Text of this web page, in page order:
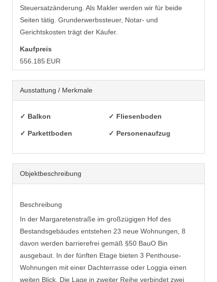
Steuersatzänderung. Als Makler werden wir für beide
Seiten tätig. Grunderwerbssteuer, Notar- und
Gerichtskosten trägt der Käufer.
Kaufpreis
556.185 EUR
Ausstattung / Merkmale
✓ Balkon ✓ Fliesenboden
✓ Parkettboden ✓ Personenaufzug
Objekt­beschreibung
Beschreibung
In der Margaretenstraße im großzügigen Hof des
Bestandsgebäudes entstehen 23 neue Wohnungen, 8
davon werden barrierefrei gemäß §50 BauO Bin
ausgebaut. In der fünften Etage bieten 3 Penthouse-
Wohnungen mit einer Dachterrasse oder Loggia einen
weiten Blick. Die Lage in zweiter Reihe verbindet zwei